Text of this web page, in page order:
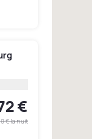
€
€la nuit